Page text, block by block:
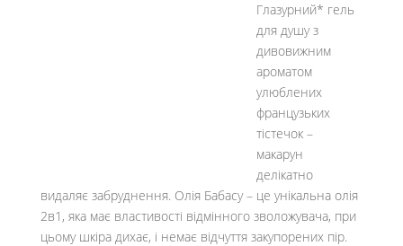
Глазурний* гель
для душу з
дивовижним
ароматом
улюблених
французьких
тістечок –
макарун
делікатно
видаляє забруднення. Олія Бабасу – це унікальна олія
2в1, яка має властивості відмінного зволожувача, при
цьому шкіра дихає, і немає відчуття закупорених пір.